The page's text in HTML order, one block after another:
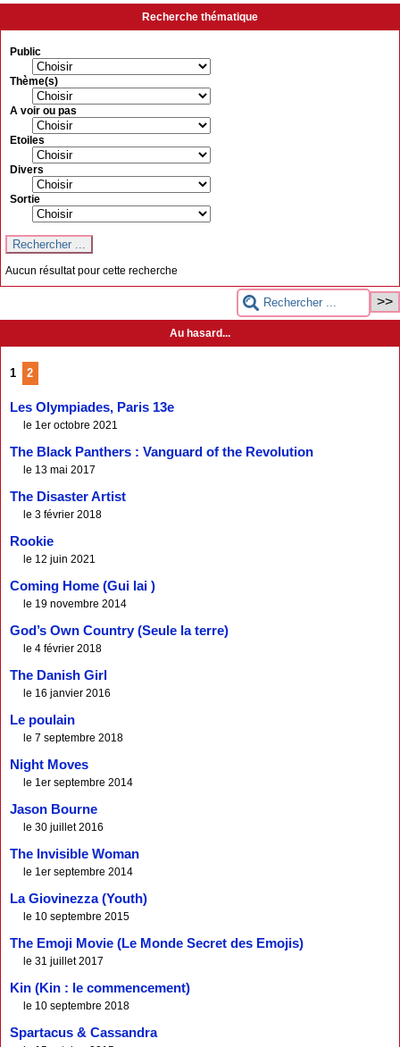
Recherche thématique
Public
Thème(s)
A voir ou pas
Etoiles
Divers
Sortie
Aucun résultat pour cette recherche
Au hasard...
1 2
Les Olympiades, Paris 13e
le 1er octobre 2021
The Black Panthers : Vanguard of the Revolution
le 13 mai 2017
The Disaster Artist
le 3 février 2018
Rookie
le 12 juin 2021
Coming Home (Gui lai )
le 19 novembre 2014
God’s Own Country (Seule la terre)
le 4 février 2018
The Danish Girl
le 16 janvier 2016
Le poulain
le 7 septembre 2018
Night Moves
le 1er septembre 2014
Jason Bourne
le 30 juillet 2016
The Invisible Woman
le 1er septembre 2014
La Giovinezza (Youth)
le 10 septembre 2015
The Emoji Movie (Le Monde Secret des Emojis)
le 31 juillet 2017
Kin (Kin : le commencement)
le 10 septembre 2018
Spartacus & Cassandra